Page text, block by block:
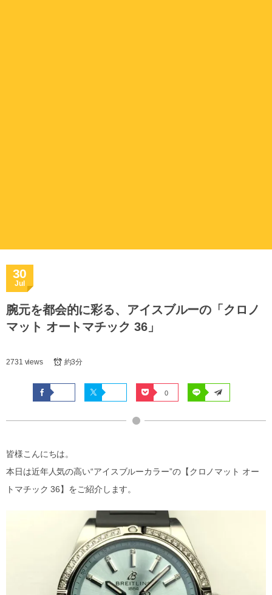
30
Jul
腕元を都会的に彩る、アイスブルーの「クロノ
マット オートマチック 36」
2731 views 約3分
0
皆様こんにちは。
本日は近年人気の高い“アイスブルーカラー”の【クロノマット オー
トマチック 36】をご紹介します。